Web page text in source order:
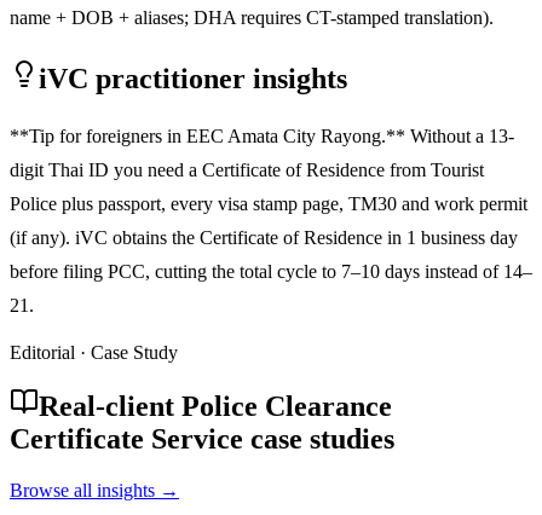
name + DOB + aliases; DHA requires CT-stamped translation).
iVC practitioner insights
**Tip for foreigners in EEC Amata City Rayong.** Without a 13-
digit Thai ID you need a Certificate of Residence from Tourist
Police plus passport, every visa stamp page, TM30 and work permit
(if any). iVC obtains the Certificate of Residence in 1 business day
before filing PCC, cutting the total cycle to 7–10 days instead of 14–
21.
Editorial · Case Study
Real-client Police Clearance
Certificate Service case studies
Browse all insights →